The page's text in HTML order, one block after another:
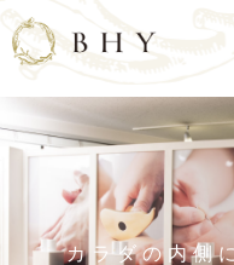
カラダの内側
カラダの内側